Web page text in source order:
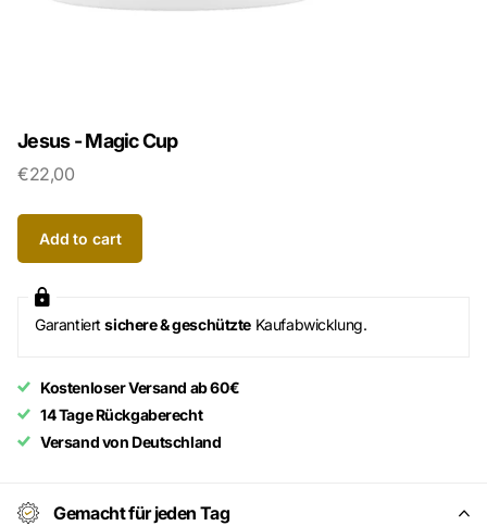
Jesus - Magic Cup
€22,00
Add to cart
Garantiertsichere & geschützte Kaufabwicklung.
Kostenloser Versand ab 60€
14 Tage Rückgaberecht
Versand von Deutschland
Gemacht für jeden Tag